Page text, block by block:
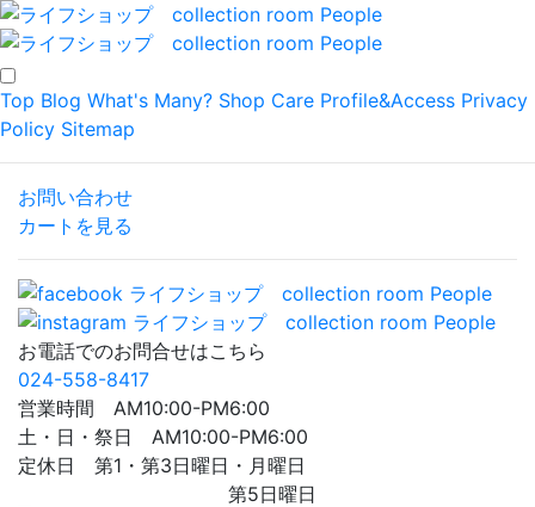
Top Blog What's Many? Shop Care Profile&Access Privacy
Policy Sitemap
お問い合わせ
カートを見る
お電話でのお問合せはこちら
024-558-8417
営業時間 AM10:00-PM6:00
土・日・祭日 AM10:00-PM6:00
定休日 第1・第3日曜日・月曜日
第5日曜日